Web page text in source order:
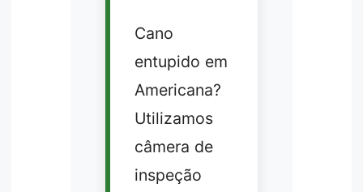
Cano
entupido em
Americana?
Utilizamos
câmera de
inspeção